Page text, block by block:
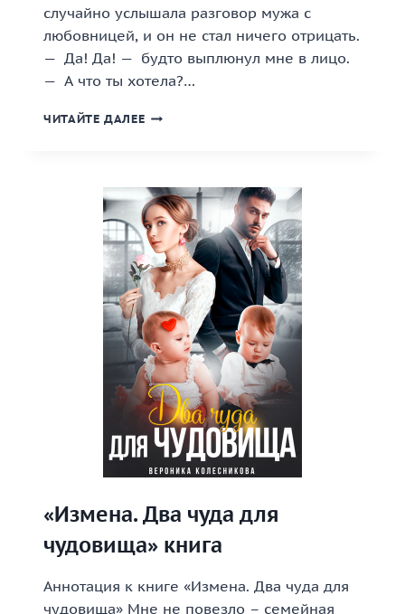
случайно услышала разговор мужа с
любовницей, и он не стал ничего отрицать.
— Да! Да! — будто выплюнул мне в лицо.
— А что ты хотела?…
ЧИТАЙТЕ ДАЛЕЕ «ИЗМЕНА.
«Измена. Два чуда для
чудовища» книга
Аннотация к книге «Измена. Два чуда для
чудовища» Мне не повезло – семейная